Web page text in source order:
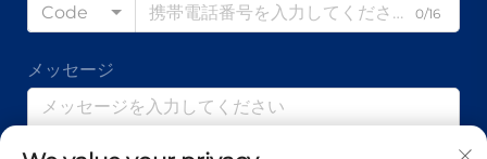
Code
0/16
メッセージ